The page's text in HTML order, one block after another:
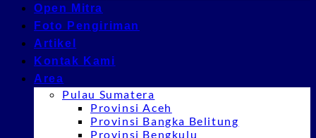
Open Mitra
Foto Pengiriman
Artikel
Kontak Kami
Area
Pulau Sumatera
Provinsi Aceh
Provinsi Bangka Belitung
Provinsi Bengkulu